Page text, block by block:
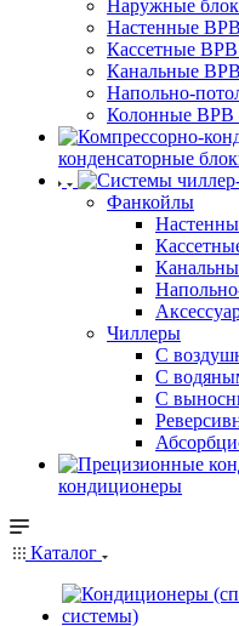
Наружные
Настенные
Кассетные
Канальные
Напольно-
Колонные ВРВ
конденсаторные
Фанкойлы
Чиллеры
С
С
С
кондиционеры
Каталог